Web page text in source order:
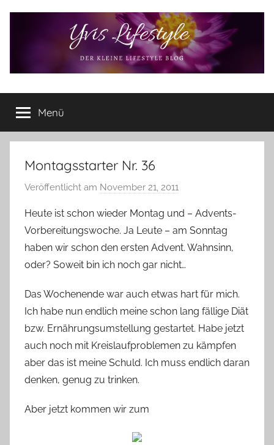
Yvis
Lifestyle
Lifestyle
Blog
–
Lifestyle,
Rezensionen,
Produkttests
vieles
mehr
Menü
Montagsstarter Nr. 36
Veröffentlicht am November 21, 2011
n
Y
v
o
n
e
Heute ist schon wieder Montag und – Advents-
Vorbereitungswoche. Ja Leute – am Sonntag
haben wir schon den ersten Advent. Wahnsinn,
oder? Soweit bin ich noch gar nicht…
Das Wochenende war auch etwas hart für mich.
Ich habe nun endlich meine schon lang fällige Diät
bzw. Ernährungsumstellung gestartet. Habe jetzt
auch noch mit Kreislaufproblemen zu kämpfen
aber das ist meine Schuld. Ich muss endlich daran
denken, genug zu trinken.
Aber jetzt kommen wir zum